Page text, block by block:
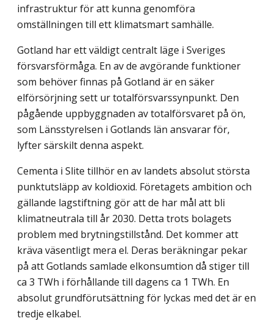
infrastruktur för att kunna genomföra
omställningen till ett klimatsmart samhälle.
Gotland har ett väldigt centralt läge i Sveriges
försvarsförmåga. En av de avgörande funktioner
som behöver finnas på Gotland är en säker
elförsörjning sett ur totalförsvars­synpunkt. Den
pågående uppbyggnaden av totalförsvaret på ön,
som Länsstyrelsen i Gotlands län ansvarar för,
lyfter särskilt denna aspekt.
Cementa i Slite tillhör en av landets absolut största
punktutsläpp av koldioxid. Före­tagets ambition och
gällande lagstiftning gör att de har mål att bli
klimatneutrala till år 2030. Detta trots bolagets
problem med brytningstillstånd. Det kommer att
kräva väsent­ligt mera el. Deras beräkningar pekar
på att Gotlands samlade elkonsumtion då stiger till
ca 3 TWh i förhållande till dagens ca 1 TWh. En
absolut grundförutsättning för lyckas med det är en
tredje elkabel.